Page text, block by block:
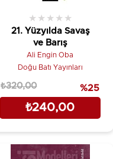
21. Yüzyılda Savaş
ve Barış
★ ★ ★ ★ ★
Ali Engin Oba
Doğu Batı Yayınları
₺240,00
₺320,00 %25